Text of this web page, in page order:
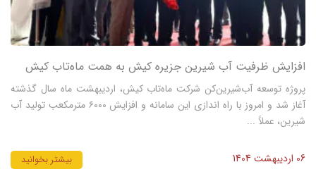
افزایش ظرفیت آب شیرین جزیره کیش به همت ماه‌تاب کیش
پروژه توسعه آب‌شیرین‌کن شرکت ماه‌تاب کیش، اردیبهشت ماه سال گذشته
آغاز شد و امروز با راه اندازی این سامانه و افزایش ۶۰۰۰ مترمکعب تولید آب
شیرین، عملاً ...
06 اردیبهشت 1404 بیشتر بخوانید